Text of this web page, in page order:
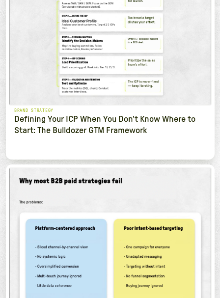
BRAND STRATEGY
Defining Your ICP When You Don't Know Where to
Start: The Bulldozer GTM Framework